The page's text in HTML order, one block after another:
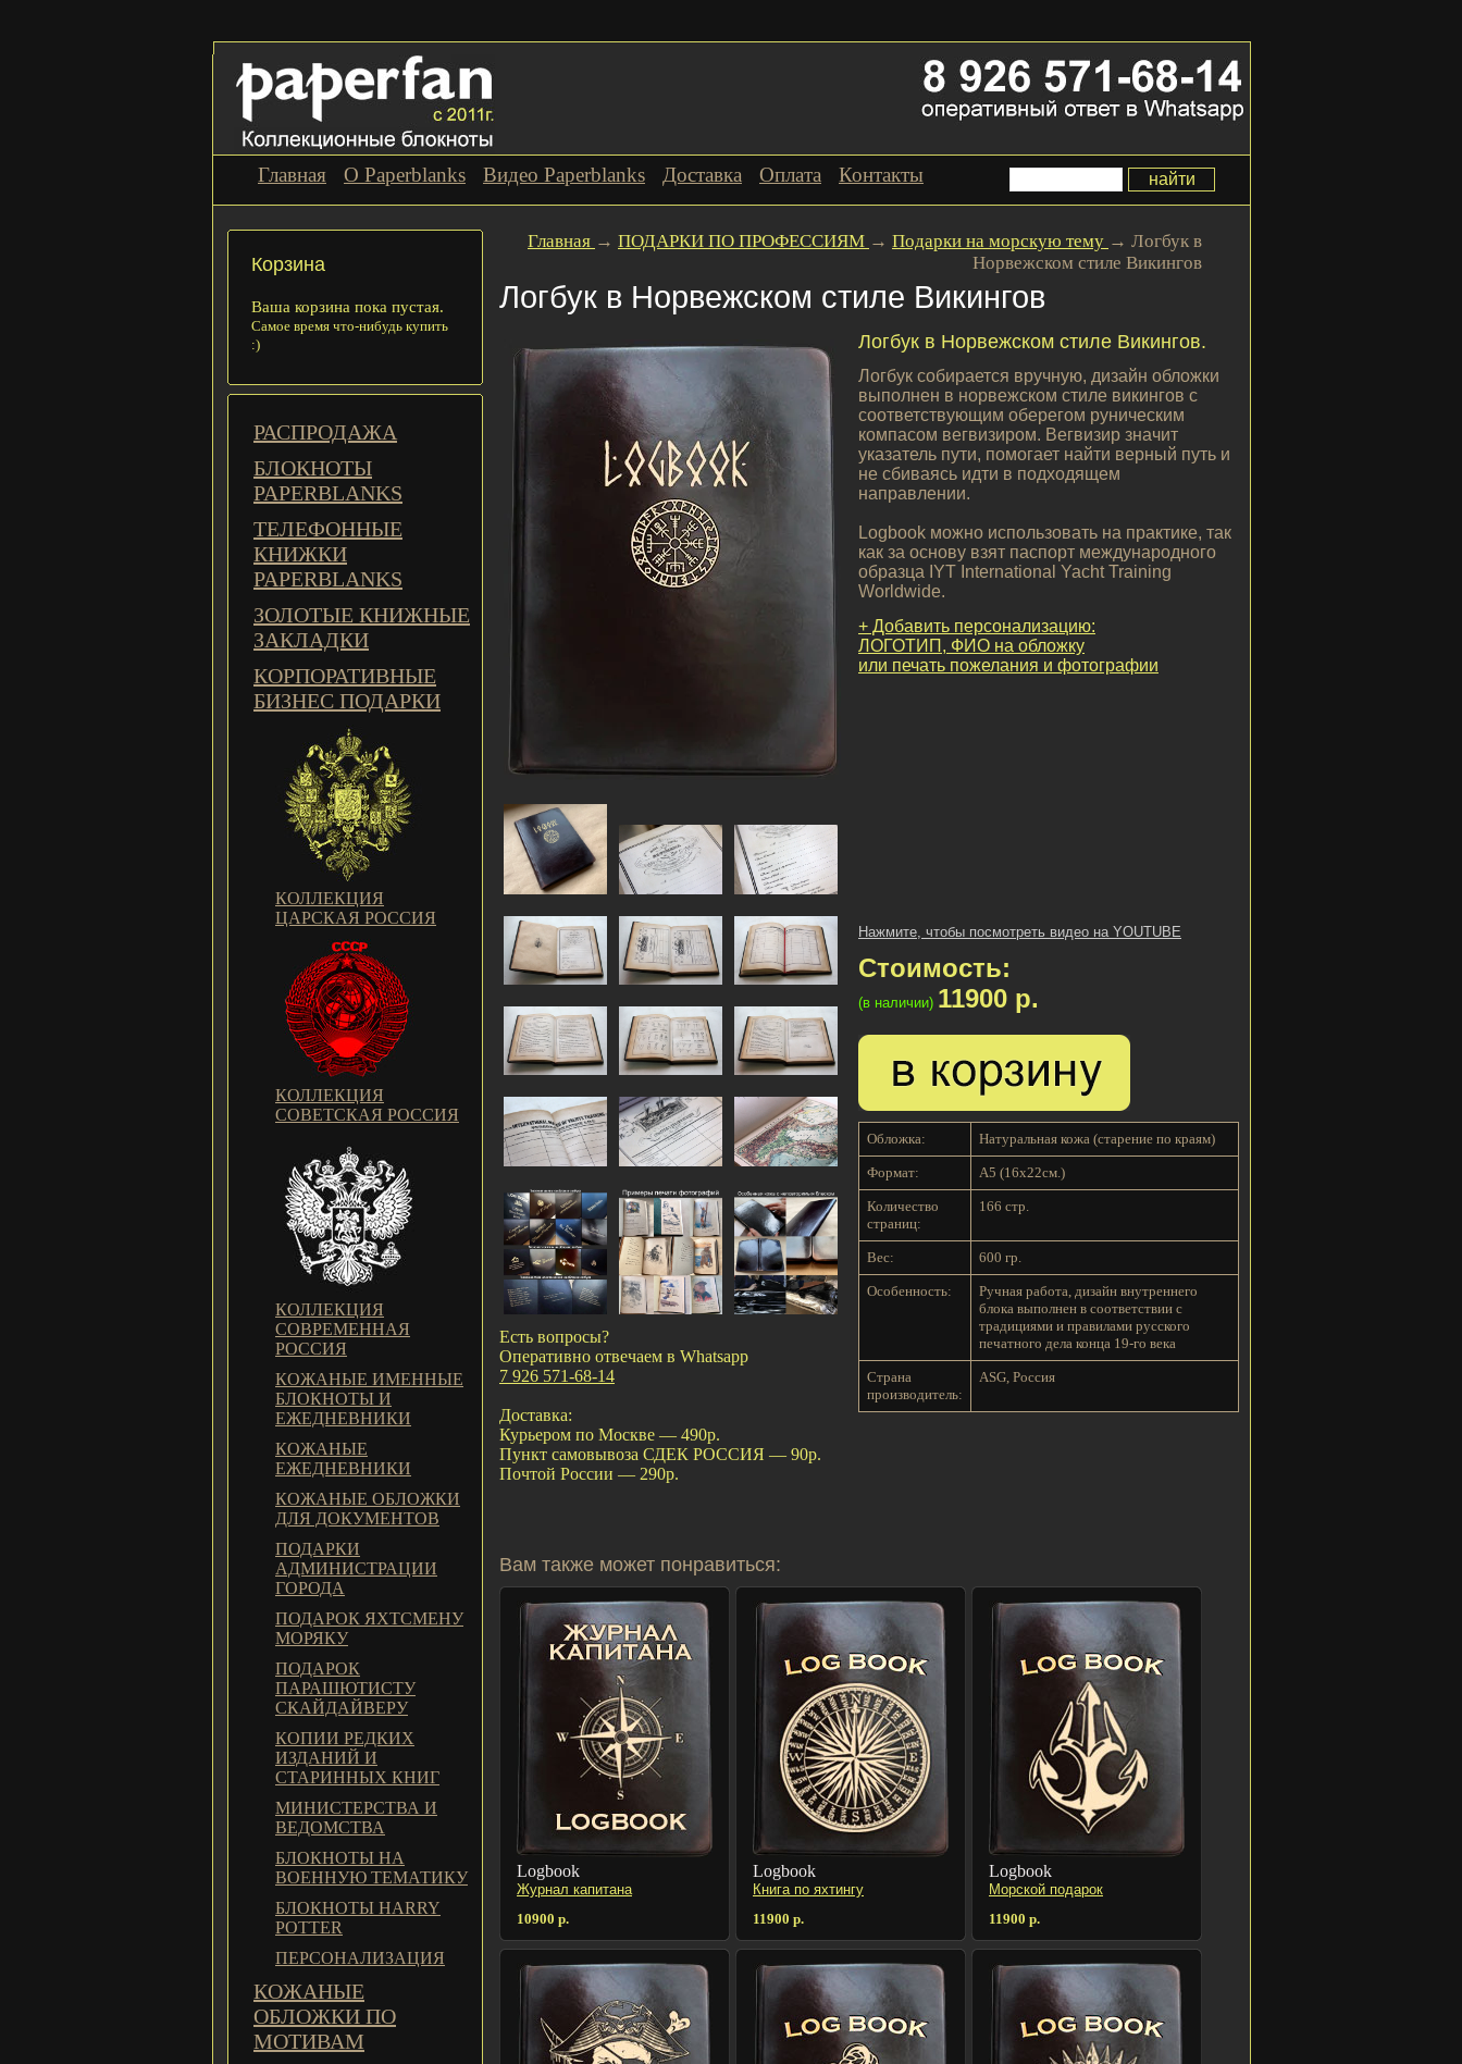
Главная О Paperblanks Видео Paperblanks Доставка Оплата Контакты
Корзина
Ваша корзина пока пустая.
Самое время что-нибудь купить
:)
РАСПРОДАЖА
БЛОКНОТЫ
PAPERBLANKS
ТЕЛЕФОННЫЕ
КНИЖКИ
PAPERBLANKS
ЗОЛОТЫЕ КНИЖНЫЕ
ЗАКЛАДКИ
КОРПОРАТИВНЫЕ
БИЗНЕС ПОДАРКИ
КОЛЛЕКЦИЯ
ЦАРСКАЯ РОССИЯ
КОЛЛЕКЦИЯ
СОВЕТСКАЯ РОССИЯ
КОЛЛЕКЦИЯ
СОВРЕМЕННАЯ
РОССИЯ
КОЖАНЫЕ ИМЕННЫЕ
БЛОКНОТЫ И
ЕЖЕДНЕВНИКИ
КОЖАНЫЕ
ЕЖЕДНЕВНИКИ
КОЖАНЫЕ ОБЛОЖКИ
ДЛЯ ДОКУМЕНТОВ
ПОДАРКИ
АДМИНИСТРАЦИИ
ГОРОДА
ПОДАРОК ЯХТСМЕНУ
МОРЯКУ
ПОДАРОК
ПАРАШЮТИСТУ
СКАЙДАЙВЕРУ
КОПИИ РЕДКИХ
ИЗДАНИЙ И
СТАРИННЫХ КНИГ
МИНИСТЕРСТВА И
ВЕДОМСТВА
БЛОКНОТЫ НА
ВОЕННУЮ ТЕМАТИКУ
БЛОКНОТЫ HARRY
POTTER
ПЕРСОНАЛИЗАЦИЯ
КОЖАНЫЕ
ОБЛОЖКИ ПО
МОТИВАМ
Главная → ПОДАРКИ ПО ПРОФЕССИЯМ → Подарки на морскую тему → Логбук в
Норвежском стиле Викингов
Логбук в Норвежском стиле Викингов
Есть вопросы?
Оперативно отвечаем в Whatsapp
7 926 571-68-14
Доставка:
Курьером по Москве — 490р.
Пункт самовывоза СДЕК РОССИЯ — 90р.
Почтой России — 290р.
Логбук в Норвежском стиле Викингов.
Логбук собирается вручную, дизайн обложки
выполнен в норвежском стиле викингов с
соответствующим оберегом руническим
компасом вегвизиром. Вегвизир значит
указатель пути, помогает найти верный путь и
не сбиваясь идти в подходящем
направлении.
Logbook можно использовать на практике, так
как за основу взят паспорт международного
образца IYT International Yacht Training
Worldwide.
+ Добавить персонализацию:
ЛОГОТИП, ФИО на обложку
или печать пожелания и фотографии
Нажмите, чтобы посмотреть видео на YOUTUBE
Стоимость:
(в наличии) 11900 р.
Обложка: Натуральная кожа (старение по краям)
Формат: A5 (16x22см.)
Количество
страниц:
166 стр.
Вес: 600 гр.
Особенность:
Ручная работа, дизайн внутреннего
блока выполнен в соответствии с
традициями и правилами русского
печатного дела конца 19-го века
Страна
производитель:
ASG, Россия
Вам также может понравиться:
Logbook
Журнал капитана
10900 р.
Logbook
Книга по яхтингу
11900 р.
Logbook
Морской подарок
11900 р.